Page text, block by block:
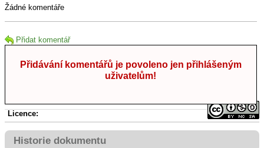
Žádné komentáře
Přidat komentář
Přidávání komentářů je povoleno jen přihlášeným
uživatelům!
Licence:
Historie dokumentu